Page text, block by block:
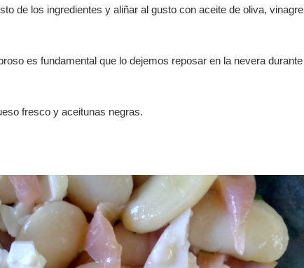
de los ingredientes y aliñar al gusto con aceite de oliva, vinagre
es fundamental que lo dejemos reposar en la nevera durante
fresco y aceitunas negras.